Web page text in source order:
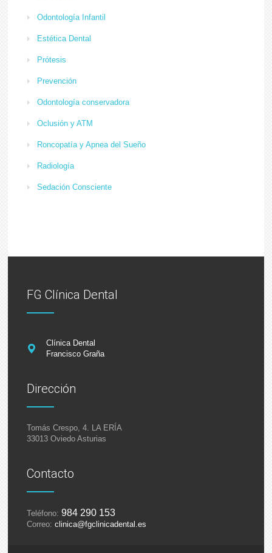
Odontología Infantil
Estética Dental
Prótesis
Prevención
Odontología conservadora
Oclusión y ATM
Roncopatía y Apnea del Sueño
Radiología
Sedación Consciente
FG Clínica Dental
Clínica Dental
Francisco Graña
Dirección
Tomás Crespo, 4. LA ERÍA
33013 Oviedo Asturias
Contacto
Teléfono: 984 290 153
Correo: clinica@fgclinicadental.es